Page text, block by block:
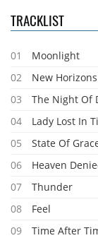
TRACKLIST
01
Moonlight
02
New Horizons
03
The Night Of
04
Lady Lost In
05
State Of
06
Heaven
07
Thunder
08
Feel
09
Time After